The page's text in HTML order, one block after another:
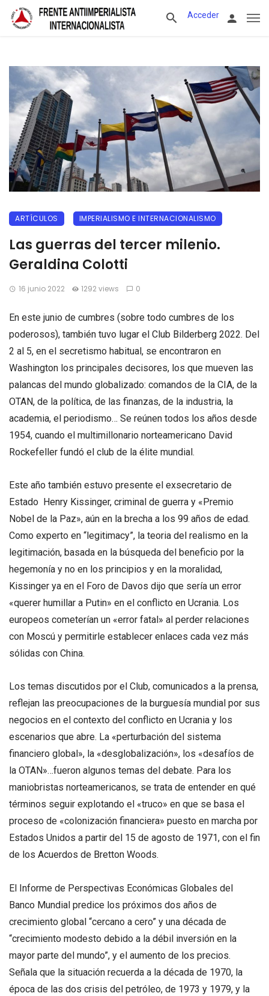
Acceder
ARTÍCULOS IMPERIALISMO E INTERNACIONALISMO
Las guerras del tercer milenio.
Geraldina Colotti
16 junio 2022 1292 views 0
En este junio de cumbres (sobre todo cumbres de los
poderosos), también tuvo lugar el Club Bilderberg 2022. Del
2 al 5, en el secretismo habitual, se encontraron en
Washington los principales decisores, los que mueven las
palancas del mundo globalizado: comandos de la CIA, de la
OTAN, de la política, de las finanzas, de la industria, la
academia, el periodismo… Se reúnen todos los años desde
1954, cuando el multimillonario norteamericano David
Rockefeller fundó el club de la élite mundial.
Este año también estuvo presente el exsecretario de
Estado Henry Kissinger, criminal de guerra y «Premio
Nobel de la Paz», aún en la brecha a los 99 años de edad.
Como experto en “legitimacy”, la teoria del realismo en la
legitimación, basada en la búsqueda del beneficio por la
hegemonía y no en los principios y en la moralidad,
Kissinger ya en el Foro de Davos dijo que sería un error
«querer humillar a Putin» en el conflicto en Ucrania. Los
europeos cometerían un «error fatal» al perder relaciones
con Moscú y permitirle establecer enlaces cada vez más
sólidas con China.
Los temas discutidos por el Club, comunicados a la prensa,
reflejan las preocupaciones de la burguesía mundial por sus
negocios en el contexto del conflicto en Ucrania y los
escenarios que abre. La «perturbación del sistema
financiero global», la «desglobalización», los «desafíos de
la OTAN»…fueron algunos temas del debate. Para los
maniobristas norteamericanos, se trata de entender en qué
términos seguir explotando el «truco» en que se basa el
proceso de «colonización financiera» puesto en marcha por
Estados Unidos a partir del 15 de agosto de 1971, con el fin
de los Acuerdos de Bretton Woods.
El Informe de Perspectivas Económicas Globales del
Banco Mundial predice los próximos dos años de
crecimiento global “cercano a cero” y una década de
“crecimiento modesto debido a la débil inversión en la
mayor parte del mundo”, y el aumento de los precios.
Señala que la situación recuerda a la década de 1970, la
época de las dos crisis del petróleo, de 1973 y 1979, y la